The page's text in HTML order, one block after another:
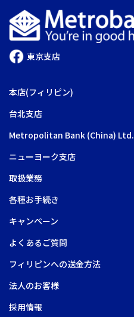
東京支店
本店(フィリピン)
台北支店
Metropolitan Bank (China) Ltd.
ニューヨーク支店
取扱業務
各種お手続き
キャンペーン
よくあるご質問
フィリピンへの送金方法
法人のお客様
採用情報